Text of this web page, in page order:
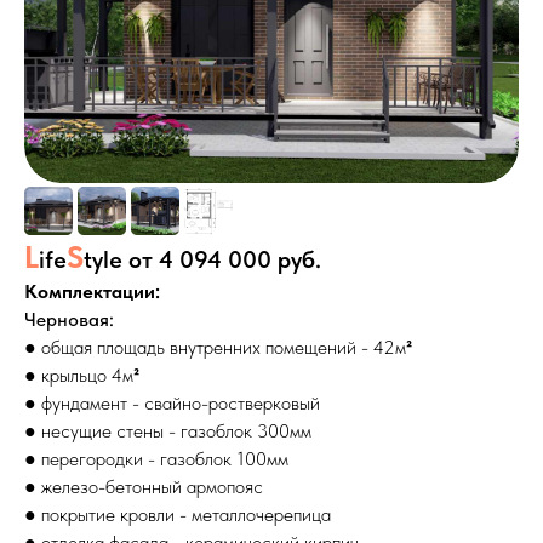
LifeStyle от 4 094 000 руб.
Комплектации:
Черновая:
● общая площадь внутренних помещений - 42м²
● крыльцо 4м²
● фундамент - свайно-ростверковый
● несущие стены - газоблок 300мм
● перегородки - газоблок 100мм
● железо-бетонный армопояс
● покрытие кровли - металлочерепица